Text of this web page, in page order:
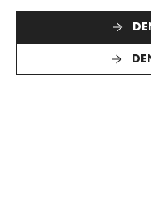
Format: Signed Print